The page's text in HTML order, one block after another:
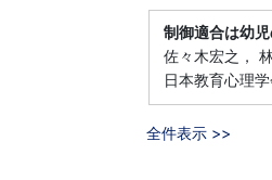
制御適合は幼
佐々木宏之，
日本教育心理
全件表示 >>